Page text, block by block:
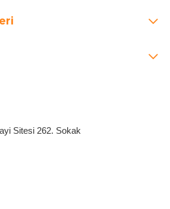
Sitesi 262. Sokak